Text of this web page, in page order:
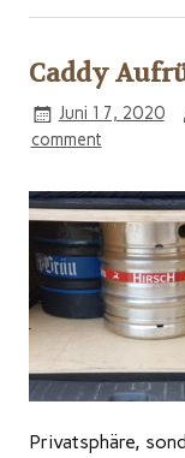
Caddy
Juni 17, 2020
comment
Privatsphäre,